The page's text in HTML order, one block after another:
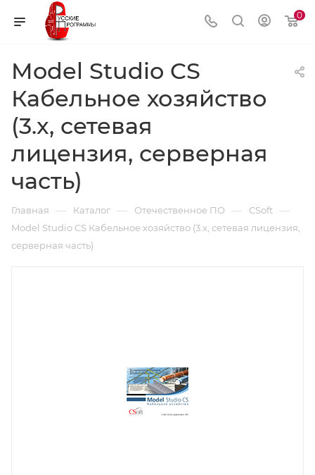
0
Model Studio CS
Кабельное хозяйство
(3.x, сетевая
лицензия, серверная
часть)
Главная — Каталог — Отечественное ПО — CSoft —
Model Studio CS Кабельное хозяйство (3.x, сетевая лицензия,
серверная часть)